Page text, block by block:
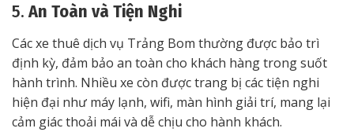
5. An Toàn và Tiện Nghi
Các xe thuê dịch vụ Trảng Bom thường được bảo trì
định kỳ, đảm bảo an toàn cho khách hàng trong suốt
hành trình. Nhiều xe còn được trang bị các tiện nghi
hiện đại như máy lạnh, wifi, màn hình giải trí, mang lại
cảm giác thoải mái và dễ chịu cho hành khách.